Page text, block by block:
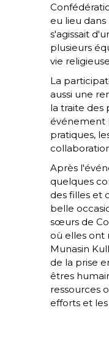
eu lieu
s'agissait
plusieurs
vie
La
aussi une
la traite des
événement
pratiques,
Après
quelques
des filles et
belle
sœurs de
où elles ont
Munasin
de la prise
êtres
ressources
efforts et